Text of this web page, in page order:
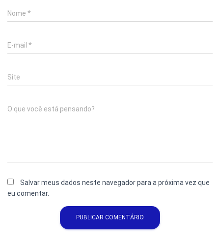
Nome *
E-mail *
Site
O que você está pensando?
Salvar meus dados neste navegador para a próxima vez que
eu comentar.